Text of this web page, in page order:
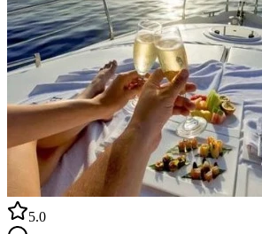
5.0